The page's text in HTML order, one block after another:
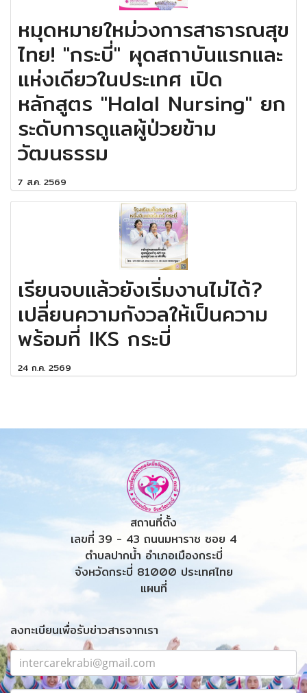
หมุดหมายใหม่วงการสาธารณสุข
ไทย! "กระบี่" ผุดสถาบันแรกและ
แห่งเดียวในประเทศ เปิด
หลักสูตร "Halal Nursing" ยก
ระดับการดูแลผู้ป่วยข้าม
วัฒนธรรม
7 ส.ค. 2569
เรียนจบแล้วยังเริ่มงานไม่ได้?
เปลี่ยนความกังวลให้เป็นความ
พร้อมที่ IKS กระบี่
24 ก.ค. 2569
สถานที่ตั้ง
เลขที่ 39 - 43 ถนนมหาราช ซอย 4
ตำบลปากน้ำ อำเภอเมืองกระบี่
จังหวัดกระบี่ 81000 ประเทศไทย
แผนที่
ลงทะเบียนเพื่อรับข่าวสารจากเรา